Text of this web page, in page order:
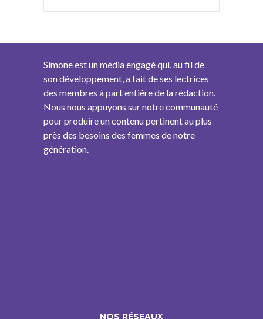
Simone est un média engagé qui, au fil de
son développement, a fait de ses lectrices
des membres à part entière de la rédaction.
Nous nous appuyons sur notre communauté
pour produire un contenu pertinent au plus
près des besoins des femmes de notre
génération.
NOS RÉSEAUX